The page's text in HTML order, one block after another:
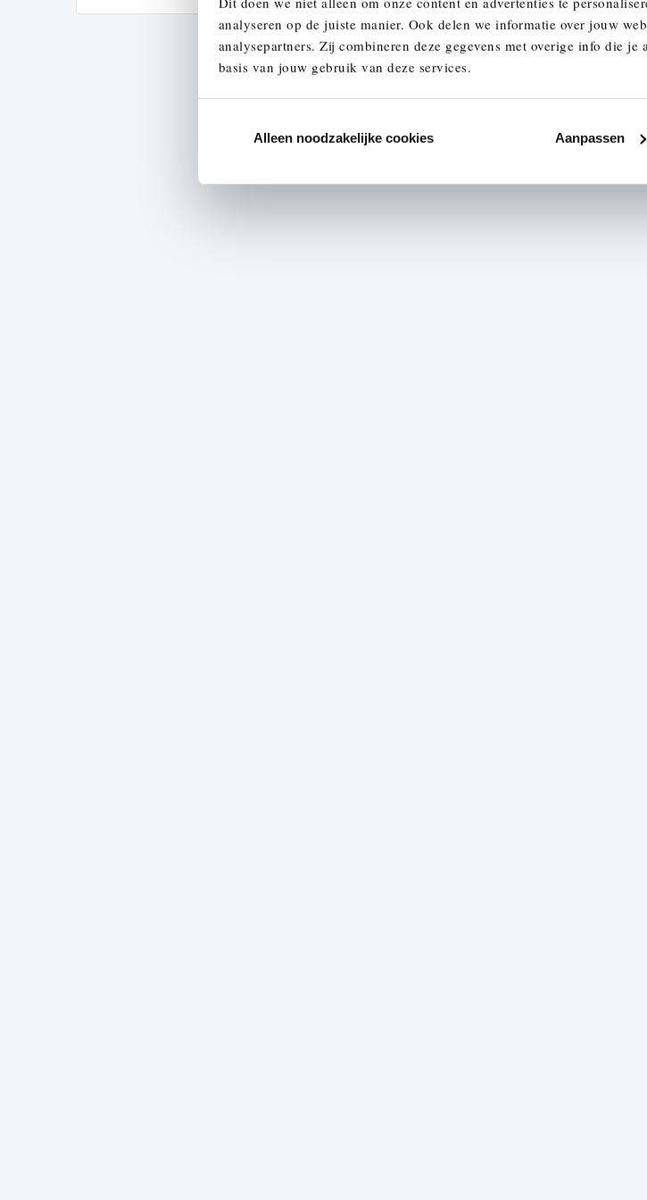
analyseren op de juiste manier. Ook delen we informatie over jouw
analysepartners. Zij combineren deze gegevens met overige info die
basis van jouw gebruik van deze services.
Alleen noodzakelijke cookies Aanpassen